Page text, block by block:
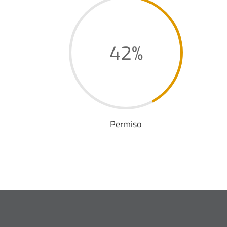
42%
Permiso